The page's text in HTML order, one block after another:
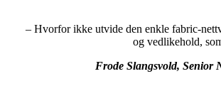
– Hvorfor ikke utvide den enkle fabric-
og vedlikehold,
Frode Slangsvold, Senior